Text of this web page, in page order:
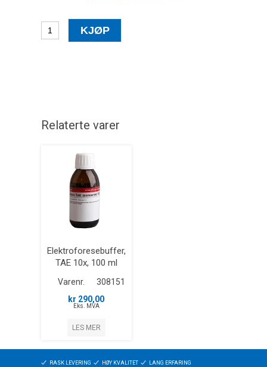
Relaterte varer
Elektroforesebuffer,
TAE 10x, 100 ml
Varenr.
308151
kr 290,00
Eks. MVA
LES MER
RASK LEVERING HØY KVALITET LANG ERFARING